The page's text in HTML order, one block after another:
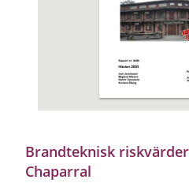
Brandteknisk
Chaparral